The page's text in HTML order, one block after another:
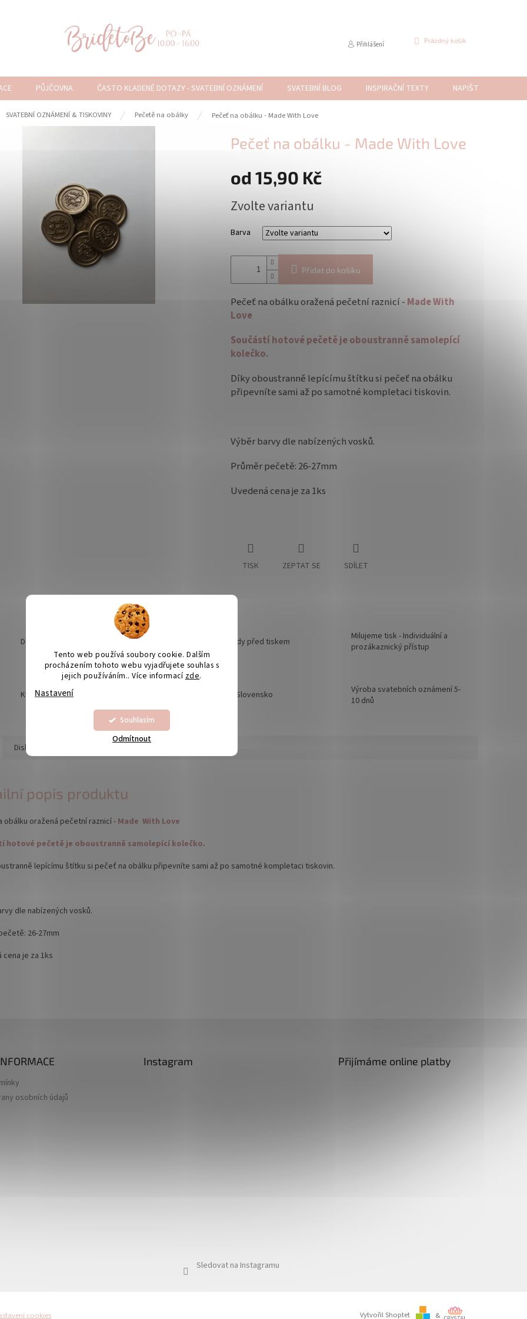
Tento web používá soubory cookie. Dalším
procházením tohoto webu vyjadřujete souhlas s
jejich používáním.. Více informací zde.
Nastavení
Odmítnout
Souhlasím
Přihlášení
NÁKUPNÍ
Prázdný košík
PŮJČOVNA ČASTO KLADENÉ DOTAZY - SVATEBNÍ OZNÁMENÍ SVATEBNÍ BLOG INSPIRAČNÍ TEXTY NAPIŠTE NÁM
SVATEBNÍ OZNÁMENÍ & TISKOVINY Pečetě na obálky Pečeť na obálku - Made With Love
Pečeť na obálku - Made With Love
od15,90 Kč
cena:
Zvolte variantu
Barva
Přidat do košíku
Pečeť na obálku oražená pečetní raznicí - Made With
Love
Součástí hotové pečetě je oboustranně samolepící
kolečko.
Díky oboustranně lepícímu štítku si pečeť na obálku
připevníte sami až po samotné kompletaci tiskovin.
Výběr barvy dle nabízených vosků.
Průměr pečetě: 26-27mm
Uvedená cena je za 1ks
TISK ZEPTAT SE SDÍLET
Doprava nad 1990,- ZDARMA Grafické náhledy před tiskem
Milujeme tisk - Individuální a
prozákaznický přístup
Kvalita je naší prioritou Odesíláme na Slovensko
Výroba svatebních oznámení 5-
10 dnů
Diskuze
popis produktu
obálku oražená pečetní raznicí - Made With Love
hotové pečetě je oboustranně samolepící kolečko.
lepícímu štítku si pečeť na obálku připevníte sami až po samotné kompletaci tiskovin.
dle nabízených vosků.
26-27mm
cena je za 1ks
osobních údajů
Instagram
Sledovat na Instagramu
Přijímáme online platby
Vytvořil Shoptet &
cookies